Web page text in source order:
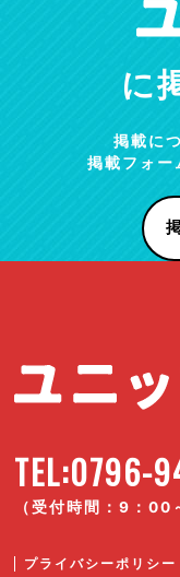
に
掲載に
掲載フォー
TEL:0796-
（受付時間：9：00
プライバシーポリシー